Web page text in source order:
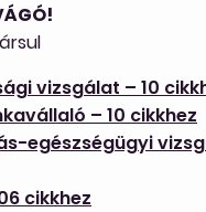
vizsgálat – 10
– 10 cikkhez
egészségügyi
cikkhez